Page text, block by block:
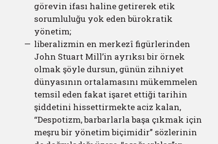
görevin ifası haline getirerek etik
sorumluluğu yok eden bürokratik
yönetim;
liberalizmin en merkezî figürlerinden
John Stuart Mill’in ayrıksı bir örnek
olmak şöyle dursun, günün zihniyet
dünyasının ortalamasını mükemmelen
temsil eden fakat işaret ettiği tarihin
şiddetini hissettirmekte aciz kalan,
“Despotizm, barbarlarla başa çıkmak için
meşru bir yönetim biçimidir” sözlerinin